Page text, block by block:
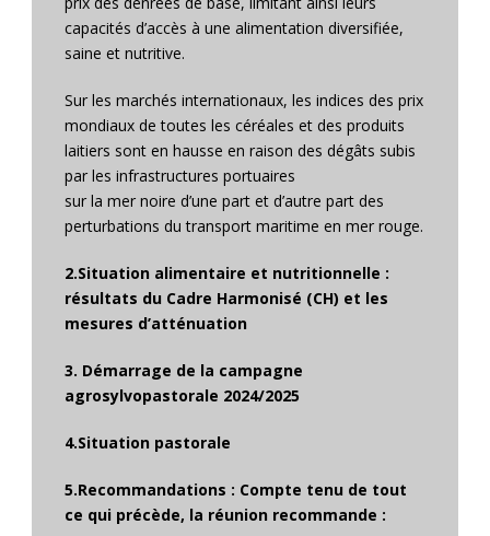
capacités d’accès à une alimentation diversifiée,
saine et nutritive.
Sur les marchés internationaux, les indices des prix
mondiaux de toutes les céréales et des produits
laitiers sont en hausse en raison des dégâts subis
par les infrastructures portuaires
sur la mer noire d’une part et d’autre part des
perturbations du transport maritime en mer rouge.
2.Situation alimentaire et nutritionnelle :
résultats du Cadre Harmonisé (CH) et les
mesures d’atténuation
3. Démarrage de la campagne
agrosylvopastorale 2024/2025
4.Situation pastorale
5.Recommandations : Compte tenu de tout
ce qui précède, la réunion recommande :